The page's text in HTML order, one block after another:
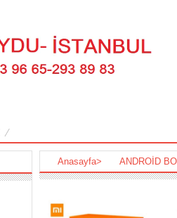
Anasayfa> ANDROİD